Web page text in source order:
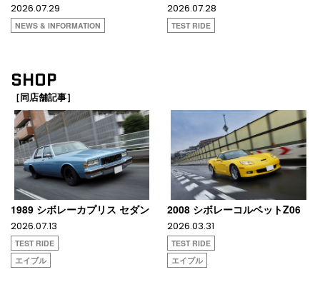
2026.07.29
NEWS & INFORMATION
2026.07.28
TEST RIDE
SHOP
［同店舗記事］
1989 シボレーカプリス セダン
2026.07.13
TEST RIDE
エイブル
2008 シボレーコルベットZ06
2026.03.31
TEST RIDE
エイブル